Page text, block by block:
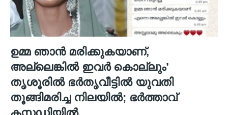
ഉമ്മ ഞാൻ മരിക്കുകയാണ്,
അല്ലെങ്കിൽ ഇവർ കൊല്ലും’
തൃശൂരിൽ ഭർതൃവീട്ടിൽ യുവതി
തൂങ്ങിമരിച്ച നിലയിൽ; ഭർത്താവ്